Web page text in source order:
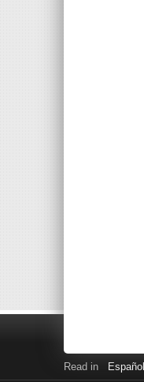
Read in Español